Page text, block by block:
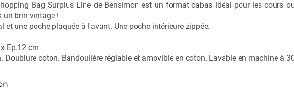
Bag Surplus Line de Bensimon est un format cabas idéal pour les cours
un brin vintage !
et une poche plaquée à l'avant. Une poche intérieure zippée.
Ep.12 cm
Doublure coton. Bandoulière réglable et amovible en coton. Lavable en machine à